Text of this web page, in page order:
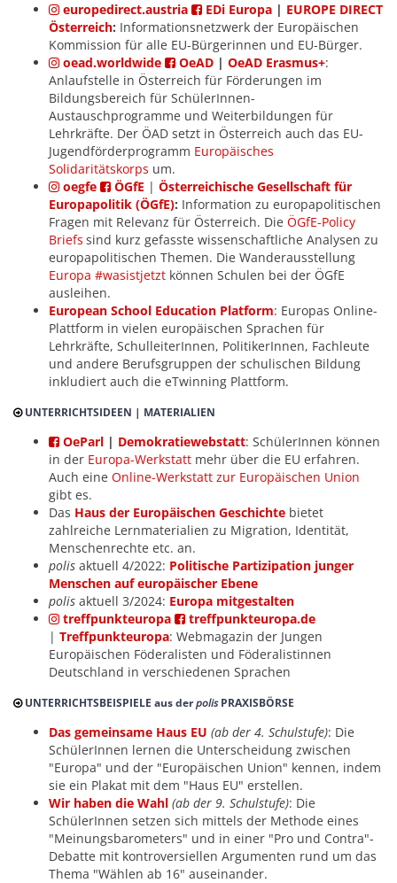
europedirect.austria EDi Europa | EUROPE DIRECT
Österreich: Informationsnetzwerk der Europäischen
Kommission für alle EU-Bürgerinnen und EU-Bürger.
oead.worldwide
OeAD | OeAD Erasmus+:
Anlaufstelle in Österreich für Förderungen im
Bildungsbereich für SchülerInnen-
Austauschprogramme und Weiterbildungen für
Lehrkräfte. Der ÖAD setzt in Österreich auch das EU-
Jugendförderprogramm Europäisches
Solidaritätskorps um.
oegfe
ÖGfE | Österreichische Gesellschaft für
Europapolitik (ÖGfE): Information zu europapolitischen
Fragen mit Relevanz für Österreich. Die ÖGfE-Policy
Briefs sind kurz gefasste wissenschaftliche Analysen zu
europapolitischen Themen. Die Wanderausstellung
Europa #wasistjetzt können Schulen bei der ÖGfE
ausleihen.
European School Education Platform: Europas Online-
Plattform in vielen europäischen Sprachen für
Lehrkräfte, SchulleiterInnen, PolitikerInnen, Fachleute
und andere Berufsgruppen der schulischen Bildung
inkludiert auch die eTwinning Plattform.
UNTERRICHTSIDEEN | MATERIALIEN
OeParl | Demokratiewebstatt: SchülerInnen können
in der Europa-Werkstatt mehr über die EU erfahren.
Auch eine Online-Werkstatt zur Europäischen Union
gibt es.
Das Haus der Europäischen Geschichte bietet
zahlreiche Lernmaterialien zu Migration, Identität,
Menschenrechte etc. an.
polis aktuell 4/2022: Politische Partizipation junger
Menschen auf europäischer Ebene
polis aktuell 3/2024: Europa mitgestalten
treffpunkteuropa
treffpunkteuropa.de
| Treffpunkteuropa: Webmagazin der Jungen
Europäischen Föderalisten und Föderalistinnen
Deutschland in verschiedenen Sprachen
UNTERRICHTSBEISPIELE aus derpolisPRAXISBÖRSE
Das gemeinsame Haus EU (ab der 4. Schulstufe): Die
SchülerInnen lernen die Unterscheidung zwischen
"Europa" und der "Europäischen Union" kennen, indem
sie ein Plakat mit dem "Haus EU" erstellen.
Wir haben die Wahl (ab der 9. Schulstufe): Die
SchülerInnen setzen sich mittels der Methode eines
"Meinungsbarometers" und in einer "Pro und Contra"-
Debatte mit kontroversiellen Argumenten rund um das
Thema "Wählen ab 16" auseinander.